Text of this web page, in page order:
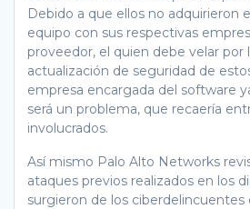
Debido a que ellos no adquirieron
equipo con sus respectivas
proveedor, el quien debe velar por
actualización de seguridad de
empresa encargada del software
será un problema, que recaería
involucrados.
Así mismo Palo Alto Networks
ataques previos realizados en los
surgieron de los ciberdelincuentes